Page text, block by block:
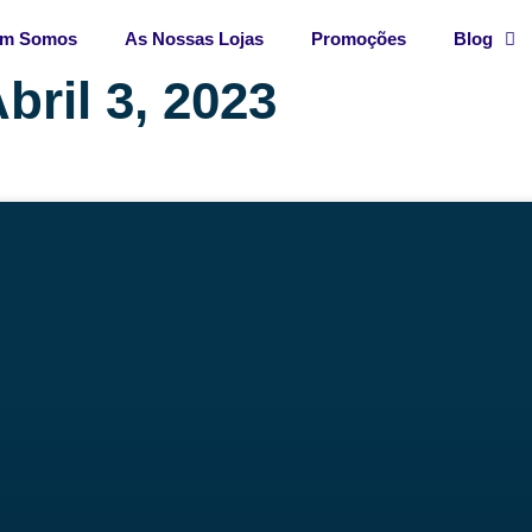
Somos As Nossas Lojas Promoções Blog
3, 2023